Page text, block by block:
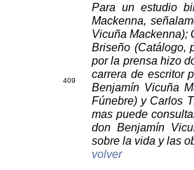
409
Para un estudio
Mackenna,
Vicuña Mackenna);
Briseño (Catálogo,
por la prensa hizo
carrera de escritor
Benjamín Vicuña
Fúnebre) y Carlos
mas puede
don Benjamín
sobre la vida y las
volver